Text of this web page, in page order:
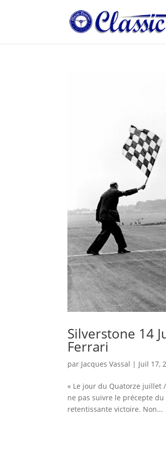
Silverstone 14
Ferrari
par Jacques Vassal | Juil 17,
« Le jour du Quatorze juillet
ne pas suivre le précepte
retentissante victoire. Non...